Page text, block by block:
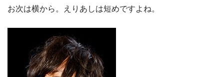
お次は横から。えりあしは短めですよね。